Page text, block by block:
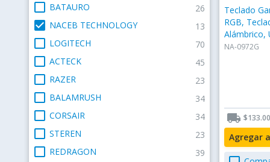
check_box_outline_blank BATAURO 26
check_box NACEB TECHNOLOGY 13
check_box_outline_blank LOGITECH 70
check_box_outline_blank ACTECK 45
check_box_outline_blank RAZER 23
check_box_outline_blank BALAMRUSH 34
check_box_outline_blank CORSAIR 34
check_box_outline_blank STEREN 23
check_box_outline_blank REDRAGON 39
Teclado
RGB,
Alámbrico,
NA-0972G
local_shipping $133.00
Agregar